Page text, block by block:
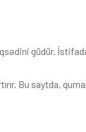
güdür.
saytda,